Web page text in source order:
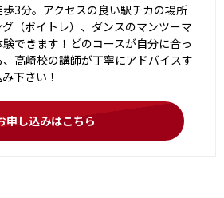
3分。アクセスの良い駅チカの場所
（ボイトレ）、ダンスのマンツーマ
できます！どのコースが自分に合っ
高崎校の講師が丁寧にアドバイスす
下さい！
申し込みはこちら